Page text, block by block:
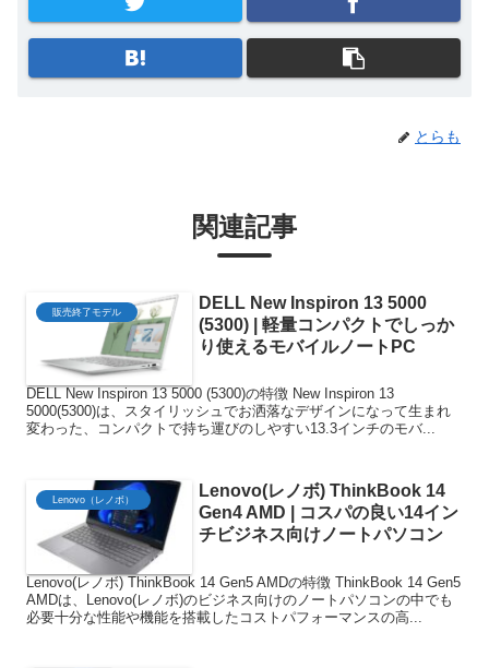
とらも
関連記事
販売終了モデル
DELL New Inspiron 13 5000
(5300) | 軽量コンパクトでしっか
り使えるモバイルノートPC
DELL New Inspiron 13 5000 (5300)の特徴 New Inspiron 13
5000(5300)は、スタイリッシュでお洒落なデザインになって生まれ
変わった、コンパクトで持ち運びのしやすい13.3インチのモバ...
Lenovo（レノボ）
Lenovo(レノボ) ThinkBook 14
Gen4 AMD | コスパの良い14イン
チビジネス向けノートパソコン
Lenovo(レノボ) ThinkBook 14 Gen5 AMDの特徴 ThinkBook 14 Gen5
AMDは、Lenovo(レノボ)のビジネス向けのノートパソコンの中でも
必要十分な性能や機能を搭載したコストパフォーマンスの高...